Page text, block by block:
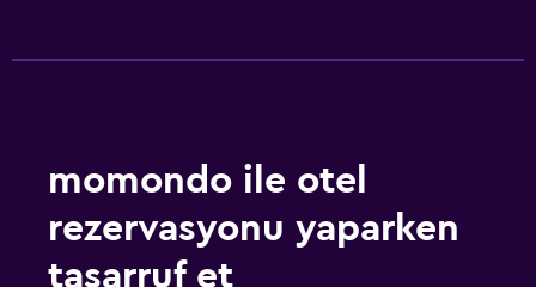
momondo ile otel
rezervasyonu yaparken
tasarruf et